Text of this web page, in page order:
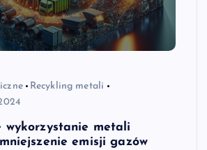
Recykling metali
wykorzystanie metali
emisji gazów